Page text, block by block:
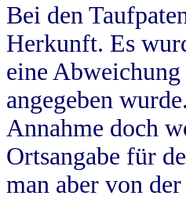
Bei den
Herkunft. Es
eine
angegeben
Annahme doch
Ortsangabe für
man aber von